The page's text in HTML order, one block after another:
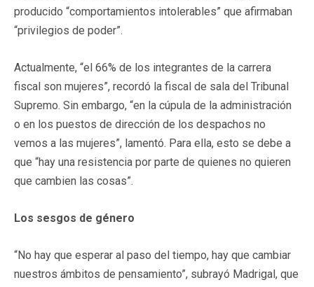
producido “comportamientos intolerables” que afirmaban
“privilegios de poder”.
Actualmente, “el 66% de los integrantes de la carrera
fiscal son mujeres”, recordó la fiscal de sala del Tribunal
Supremo. Sin embargo, “en la cúpula de la administración
o en los puestos de dirección de los despachos no
vemos a las mujeres”, lamentó. Para ella, esto se debe a
que “hay una resistencia por parte de quienes no quieren
que cambien las cosas”.
Los sesgos de género
“No hay que esperar al paso del tiempo, hay que cambiar
nuestros ámbitos de pensamiento”, subrayó Madrigal, que